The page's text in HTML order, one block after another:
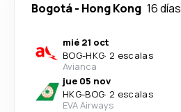
Bogotá- Hong Kong 16 días
mié 21 oct
BOG-HKG· 2 escalas
Avianca
jue 05 nov
HKG-BOG· 2 escalas
EVA Airways